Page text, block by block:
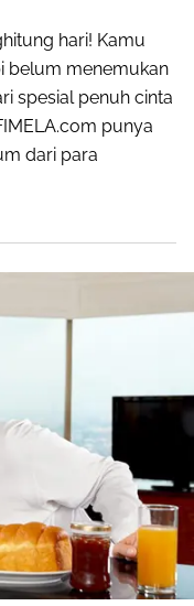
hari! Kamu
belum menemukan
spesial penuh cinta
punya
dari para